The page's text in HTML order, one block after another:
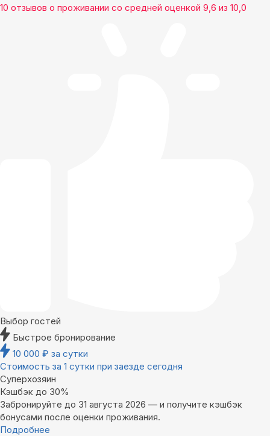
10 отзывов о проживании со средней оценкой 9,6 из 10,0
Выбор гостей
Быстрое бронирование
10 000 ₽ за сутки
Стоимость за 1 сутки при заезде сегодня
Суперхозяин
Кэшбэк до 30%
Забронируйте до 31 августа 2026 — и получите кэшбэк
бонусами после оценки проживания.
Подробнее